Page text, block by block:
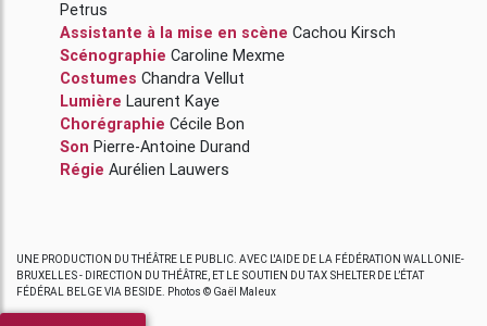
Petrus
Assistante à la mise en scène
Cachou Kirsch
Scénographie Caroline Mexme
Costumes Chandra Vellut
Lumière Laurent Kaye
Chorégraphie Cécile Bon
Son Pierre-Antoine Durand
Régie Aurélien Lauwers
UNE PRODUCTION DU THÉÂTRE LE PUBLIC. AVEC L'AIDE DE LA FÉDÉRATION WALLONIE-
BRUXELLES - DIRECTION DU THÉÂTRE, ET LE SOUTIEN DU TAX SHELTER DE L’ÉTAT
FÉDÉRAL BELGE VIA BESIDE. Photos © Gaël Maleux